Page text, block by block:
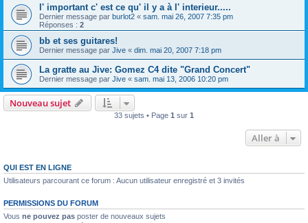
l' important c' est ce qu' il y a à l' interieur.....
Dernier message par burlot2 « sam. mai 26, 2007 7:35 pm
Réponses : 2
bb et ses guitares!
Dernier message par Jive « dim. mai 20, 2007 7:18 pm
La gratte au Jive: Gomez C4 dite "Grand Concert"
Dernier message par Jive « sam. mai 13, 2006 10:20 pm
Nouveau sujet
33 sujets • Page 1 sur 1
Aller à
QUI EST EN LIGNE
Utilisateurs parcourant ce forum : Aucun utilisateur enregistré et 3 invités
PERMISSIONS DU FORUM
Vous ne pouvez pas poster de nouveaux sujets